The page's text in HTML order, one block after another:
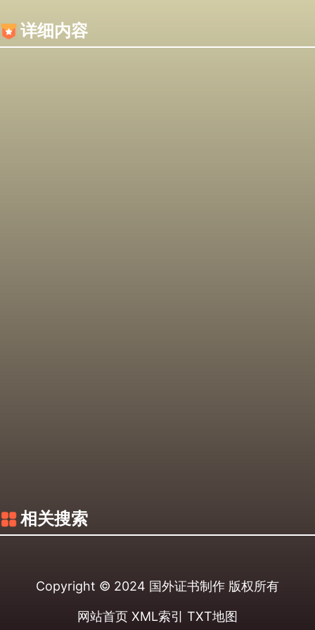
详细内容
相关搜索
Copyright © 2024 国外证书制作 版权所有
网站首页 XML索引 TXT地图